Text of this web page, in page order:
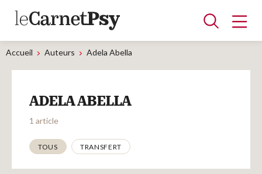
Articles
A la une
Adolescence
Dispositif
Enfance
Périnatalité
Psychanalyse
Psychopathologie
Soin
Dossiers
Accueil Auteurs Adela Abella
ADELA ABELLA
1 article
Thématiques
TOUS TRANSFERT